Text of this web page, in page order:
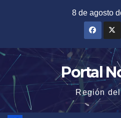
8 de agosto
Portal
Región